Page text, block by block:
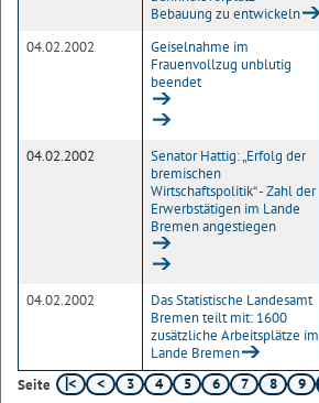
Bebauung zu entwickeln
04.02.2002
Geiselnahme im
Frauenvollzug unblutig
beendet
04.02.2002
Senator Hattig: „Erfolg der
bremischen
Wirtschaftspolitik“ - Zahl der
Erwerbstätigen im Lande
Bremen angestiegen
04.02.2002
Das Statistische Landesamt
Bremen teilt mit: 1600
zusätzliche Arbeitsplätze im
Lande Bremen
Seite 3 4 5 6 7 8 9